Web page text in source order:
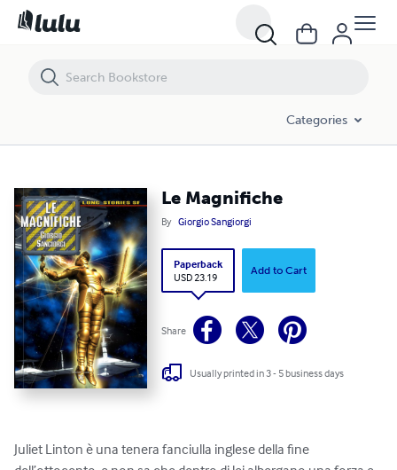
Categories
Le Magnifiche
By Giorgio Sangiorgi
Paperback
USD 23.19
Add to Cart
Share
Usually printed in 3 - 5 business days
Juliet Linton è una tenera fanciulla inglese della fine
Le Magnifiche